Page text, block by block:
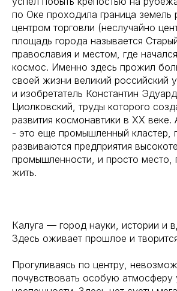
по Оке проходила граница земель
центром торговли (неслучайно
площадь города называется
православия и местом, где
космос. Именно здесь прожил
своей жизни великий российский
и изобретатель Константин
Циолковский, труды которого
развития космонавтики в XX веке.
- это еще промышленный кластер,
развиваются предприятия
промышленности, и просто место,
жить.
Калуга — город науки, истории и
Здесь оживает прошлое и
Прогуливаясь по центру,
почувствовать особую атмосферу